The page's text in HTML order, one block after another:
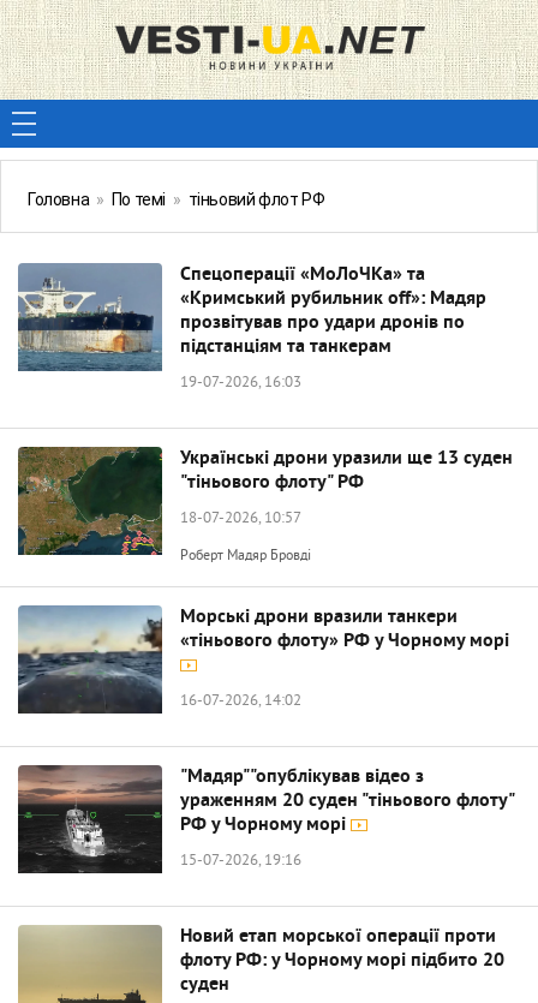
Головна » По темі » тіньовий флот РФ
Спецоперації «МоЛоЧКа» та
«Кримський рубильник off»: Мадяр
прозвітував про удари дронів по
підстанціям та танкерам
19-07-2026, 16:03
Українські дрони уразили ще 13 суден
"тіньового флоту" РФ
18-07-2026, 10:57
Роберт Мадяр Бровді
Морські дрони вразили танкери
«тіньового флоту» РФ у Чорному морі
16-07-2026, 14:02
"Мадяр""опублікував відео з
ураженням 20 суден "тіньового флоту"
РФ у Чорному морі
15-07-2026, 19:16
Новий етап морської операції проти
флоту РФ: у Чорному морі підбито 20
суден